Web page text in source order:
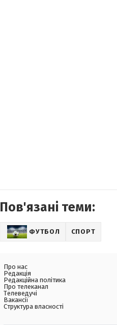
Пов'язані теми:
ФУТБОЛ СПОРТ
Про нас
Редакція
Редакційна політика
Про телеканал
Телеведучі
Вакансії
Структура власності